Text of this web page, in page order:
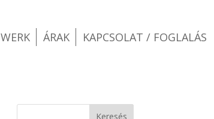
WERK ÁRAK KAPCSOLAT / FOGLALÁS